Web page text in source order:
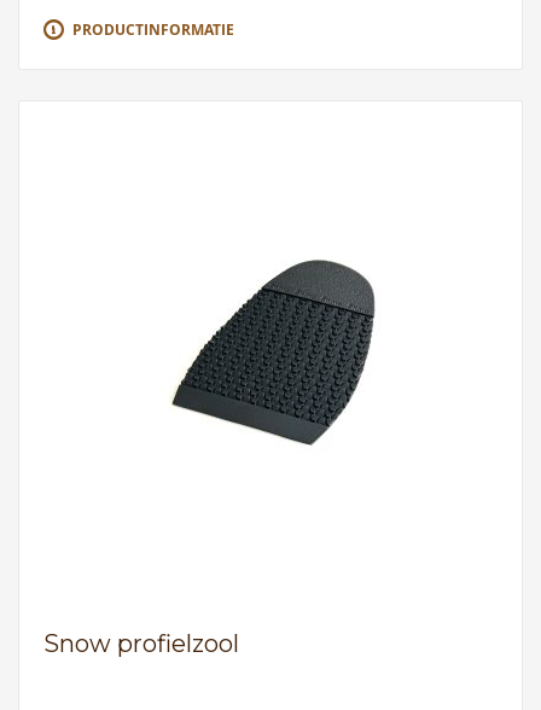
PRODUCTINFORMATIE
Snow profielzool